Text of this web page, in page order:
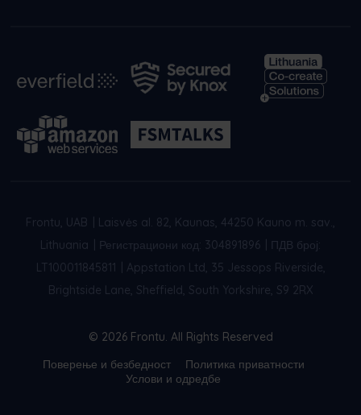
Frontu, UAB
Laisvės al. 82, Kaunas, 44250 Kauno m. sav.,
Lithuania
Регистрациони код: 304891896
ПДВ број:
LT100011845811
Appstation Ltd, 35 Jessops Riverside,
Brightside Lane, Sheffield, South Yorkshire, S9 2RX
© 2026 Frontu. All Rights Reserved
Поверење и безбедност
Политика приватности
Услови и одредбе